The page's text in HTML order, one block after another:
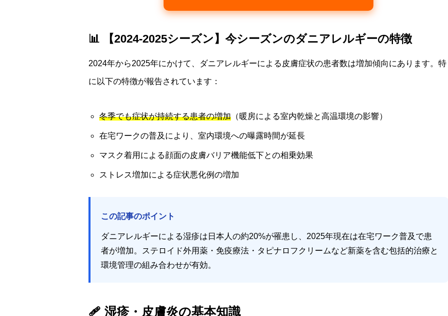
📊 【2024-2025シーズン】今シーズンのダニアレルギーの特徴
2024年から2025年にかけて、ダニアレルギーによる皮膚症状の患者数は増加傾向にあります。特
に以下の特徴が報告されています：
冬季でも症状が持続する患者の増加（暖房による室内乾燥と高温環境の影響）
在宅ワークの普及により、室内環境への曝露時間が延長
マスク着用による顔面の皮膚バリア機能低下との相乗効果
ストレス増加による症状悪化例の増加
この記事のポイント
ダニアレルギーによる湿疹は日本人の約20%が罹患し、2025年現在は在宅ワーク普及で患
者が増加。ステロイド外用薬・免疫療法・タピナロフクリームなど新薬を含む包括的治療と
環境管理の組み合わせが有効。
🩹 湿疹・皮膚炎の基本知識